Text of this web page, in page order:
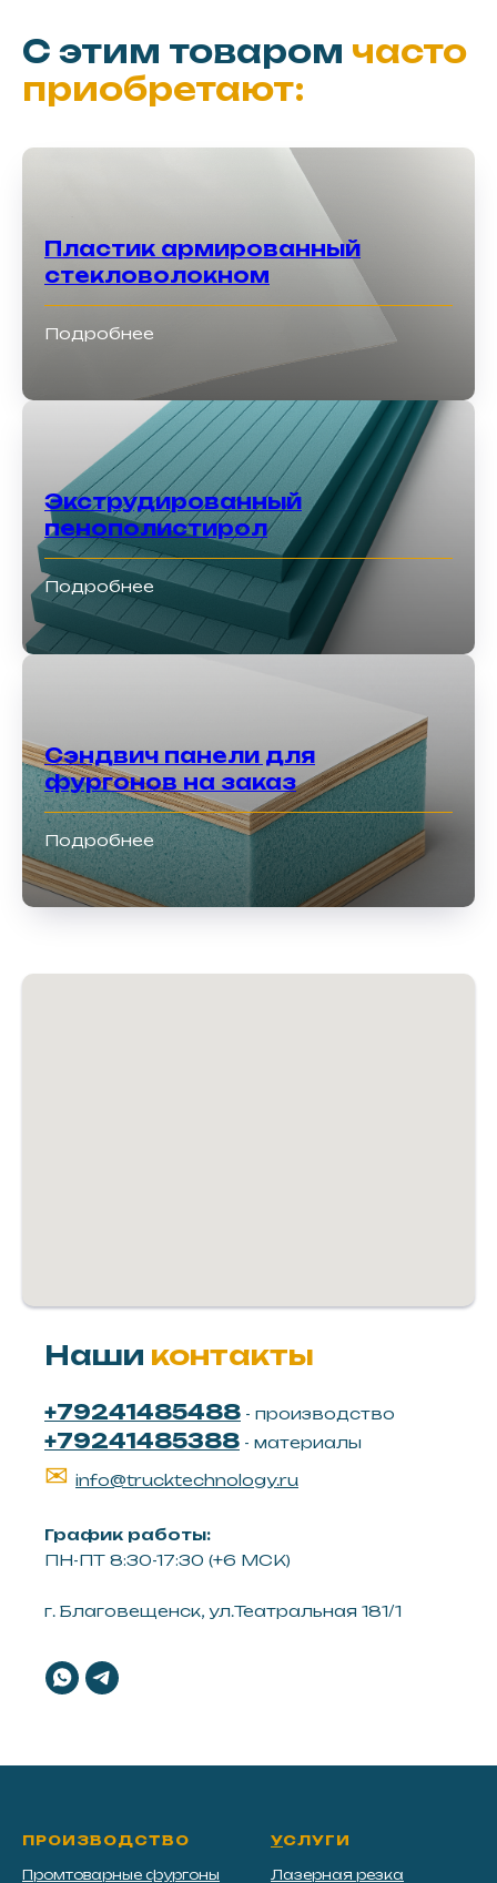
С этим товаром часто
приобретают:
Пластик армированный
стекловолокном
Подробнее
Экструдированный
пенополистирол
Подробнее
Сэндвич панели для
фургонов на заказ
Подробнее
Наши контакты
+79241485488 - производство
+79241485388 - материалы
✉ info@trucktechnology.ru
График работы:
ПН-ПТ 8:30-17:30 (+6 МСК)
г. Благовещенск, ул.Театральная 181/1
ПРОИЗВОДСТВО
Промтоварные фургоны
УСЛУГИ
Лазерная резка